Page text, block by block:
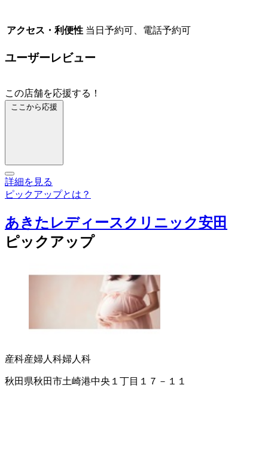
アクセス・利便性 当日予約可、電話予約可
ユーザーレビュー
この店舗を応援する！
ここから応援
詳細を見る
ピックアップとは？
あきたレディースクリニック安田
ピックアップ
産科産婦人科婦人科
秋田県秋田市土崎港中央１丁目１７－１１